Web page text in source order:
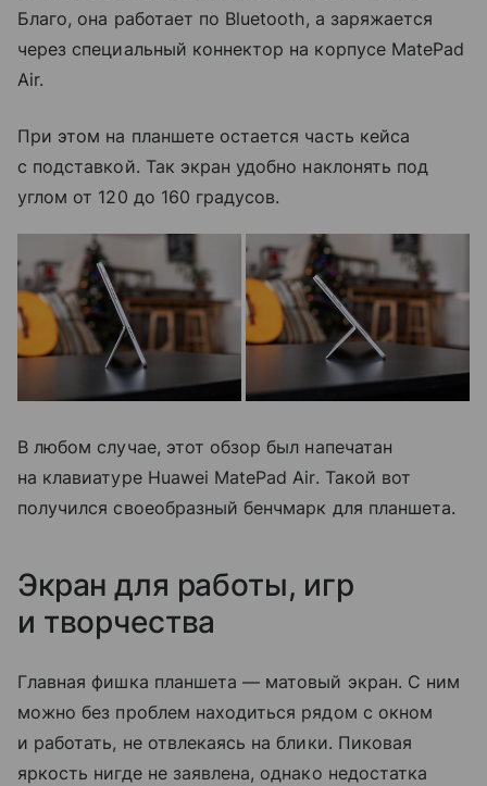
Благо, она работает по Bluetooth, а заряжается
через специальный коннектор на корпусе MatePad
Air.
При этом на планшете остается часть кейса
с подставкой. Так экран удобно наклонять под
углом от 120 до 160 градусов.
В любом случае, этот обзор был напечатан
на клавиатуре Huawei MatePad Air. Такой вот
получился своеобразный бенчмарк для планшета.
Экран для работы, игр
и творчества
Главная фишка планшета — матовый экран. С ним
можно без проблем находиться рядом с окном
и работать, не отвлекаясь на блики. Пиковая
яркость нигде не заявлена, однако недостатка